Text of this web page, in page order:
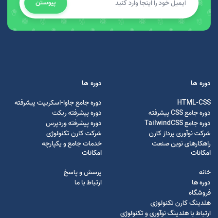
پیوستن
دوره ها
HTML-CSS
دوره جامع CSS پیشرفته
دوره جامع TailwindCSS
شرکت نوآوری پرداز کارن
راهکارهای نوین صنعت
دوره ها
دوره جامع جاوا-اسکریپت پیشرفته
دوره پیشرفته ریکت
دوره پیشرفته وردپرس
شرکت کارن تکنولوژی
خدمات جامع و یکپارچه
امکانات
خانه
دوره ها
فروشگاه
هلدینگ کارن تکنولوژی
ارتباط با هلدینگ نوآوری و تکنولوژی
امکانات
پرسش و پاسخ
ارتباط با ما